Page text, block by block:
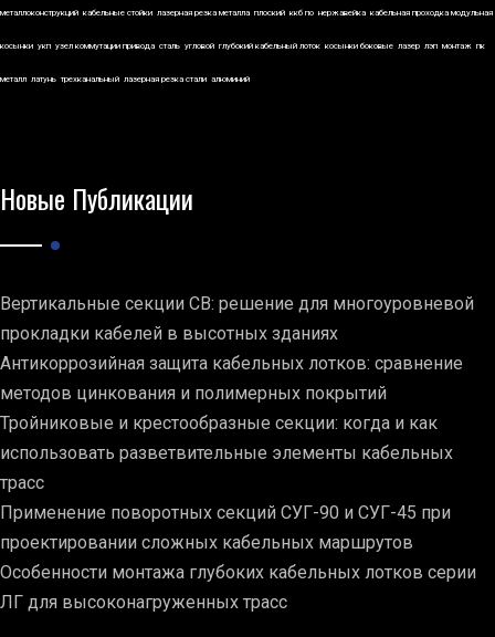
металлоконструкций кабельные стойки лазерная резка металла плоский ккб по нержавейка кабельная проходка модульная
косынки укп узел коммутации привода сталь угловой глубокий кабельный лоток косынки боковые лазер лэп монтаж пк
металл латунь трехканальный лазерная резка стали алюминий
Новые Публикации
Вертикальные секции СВ: решение для многоуровневой
прокладки кабелей в высотных зданиях
Антикоррозийная защита кабельных лотков: сравнение
методов цинкования и полимерных покрытий
Тройниковые и крестообразные секции: когда и как
использовать разветвительные элементы кабельных
трасс
Применение поворотных секций СУГ-90 и СУГ-45 при
проектировании сложных кабельных маршрутов
Особенности монтажа глубоких кабельных лотков серии
ЛГ для высоконагруженных трасс